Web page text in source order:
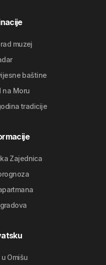
muzej
baštine
na Moru
tradicije
Zajednica
Omišu